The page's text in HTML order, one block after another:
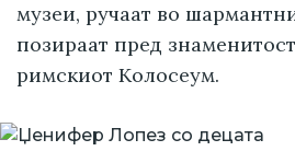
музеи, ручаат во
позираат пред
римскиот Колосеум.